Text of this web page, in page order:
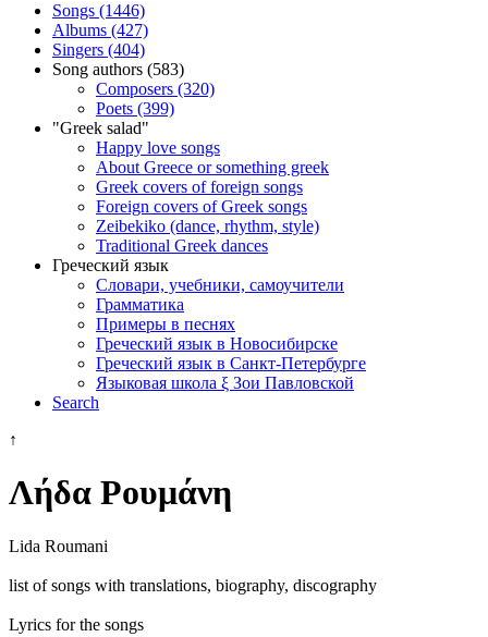
Songs (1446)
Albums (427)
Singers (404)
Song authors (583)
Composers (320)
Poets (399)
"Greek salad"
Happy love songs
About Greece or something greek
Greek covers of foreign songs
Foreign covers of Greek songs
Zeibekiko (dance, rhythm, style)
Traditional Greek dances
Греческий язык
Словари, учебники, самоучители
Грамматика
Примеры в песнях
Греческий язык в Новосибирске
Греческий язык в Санкт-Петербурге
Языковая школа ξ Зои Павловской
Search
↑
Λήδα Ρουμάνη
Lida Roumani
list of songs with translations, biography, discography
Lyrics for the songs